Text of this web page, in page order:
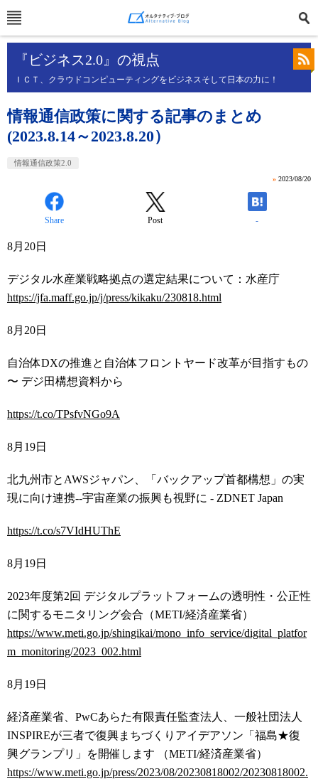
『ビジネス2.0』の視点
ＩＣＴ、クラウドコンピューティングをビジネスそして日本の力に！
情報通信政策に関する記事のまとめ
(2023.8.14～2023.8.20）
情報通信政策2.0
» 2023/08/20
Share Post -
8月 20日
デジタル水産業戦略拠点の選定結果について：水産庁
https://jfa.maff.go.jp/j/press/kikaku/230818.html
8月 20日
自治体DXの推進と自治体フロントヤード改革が目指すもの
〜 デジ田構想資料から
https://t.co/TPsfvNGo9A
8月 19日
北九州市と AWSジャパン、「バックアップ首都構想」の実
現に向け連携--宇宙産業の振興も視野に - ZDNET Japan
https://t.co/s7VIdHUThE
8月 19日
2023年度第2回 デジタルプラットフォームの透明性・公正性
に関するモニタリング会合（METI/経済産業省）
https://www.meti.go.jp/shingikai/mono_info_service/digital_platfor
m_monitoring/2023_002.html
8月 19日
経済産業省、 PwCあらた有限責任監査法人、一般社団法人
INSPIREが三者で復興まちづくりアイデアソン「福島★復
興グランプリ」を開催します （METI/経済産業省）
https://www.meti.go.jp/press/2023/08/20230818002/20230818002.